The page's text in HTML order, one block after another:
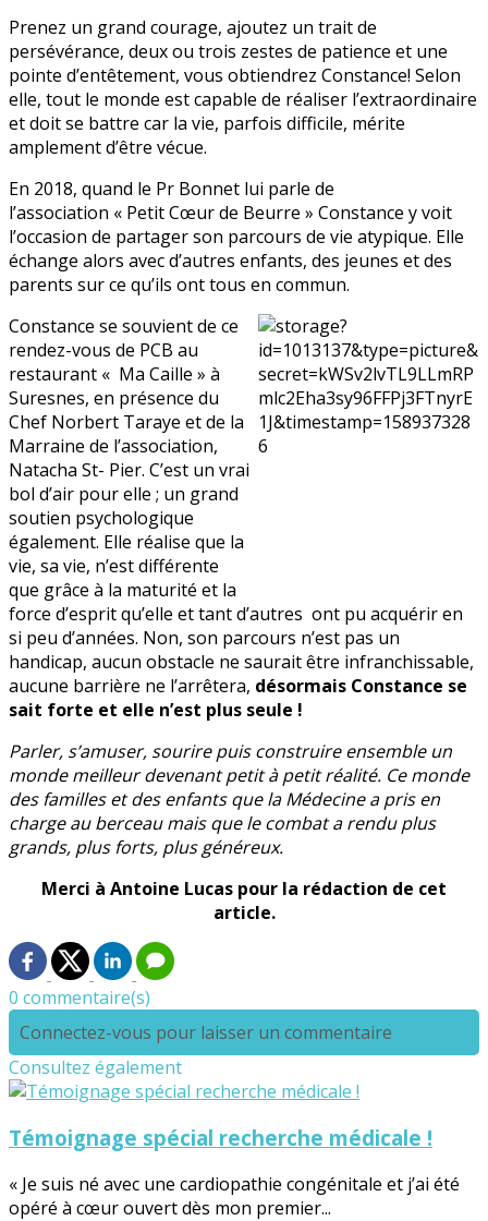
Prenez un grand courage, ajoutez un trait de
persévérance, deux ou trois zestes de patience et une
pointe d’entêtement, vous obtiendrez Constance! Selon
elle, tout le monde est capable de réaliser l’extraordinaire
et doit se battre car la vie, parfois difficile, mérite
amplement d’être vécue.
En 2018, quand le Pr Bonnet lui parle de
l’association « Petit Cœur de Beurre » Constance y voit
l’occasion de partager son parcours de vie atypique. Elle
échange alors avec d’autres enfants, des jeunes et des
parents sur ce qu’ils ont tous en commun.
Constance se souvient de ce
rendez-vous de PCB au
restaurant « Ma Caille » à
Suresnes, en présence du
Chef Norbert Taraye et de la
Marraine de l’association,
Natacha St- Pier. C’est un vrai
bol d’air pour elle ; un grand
soutien psychologique
également. Elle réalise que la
vie, sa vie, n’est différente
que grâce à la maturité et la
force d’esprit qu’elle et tant d’autres ont pu acquérir en
si peu d’années. Non, son parcours n’est pas un
handicap, aucun obstacle ne saurait être infranchissable,
aucune barrière ne l’arrêtera, désormais Constance se
sait forte et elle n’est plus seule !
Parler, s’amuser, sourire puis construire ensemble un
monde meilleur devenant petit à petit réalité. Ce monde
des familles et des enfants que la Médecine a pris en
charge au berceau mais que le combat a rendu plus
grands, plus forts, plus généreux.
Merci à Antoine Lucas pour la rédaction de cet
article.
0 commentaire(s)
Connectez-vous pour laisser un commentaire
Consultez également
Témoignage spécial recherche médicale !
« Je suis né avec une cardiopathie congénitale et j’ai été
opéré à cœur ouvert dès mon premier...